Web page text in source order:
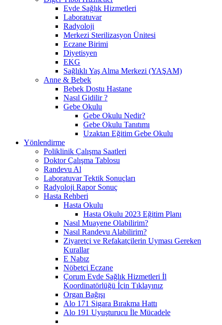
Evde Sağlık Hizmetleri
Laboratuvar
Radyoloji
Merkezi Sterilizasyon Ünitesi
Eczane Birimi
Diyetisyen
EKG
Sağlıklı Yaş Alma Merkezi (YAŞAM)
Anne & Bebek
Bebek Dostu Hastane
Nasıl Gidilir ?
Gebe Okulu
Gebe Okulu Nedir?
Gebe Okulu Tanıtımı
Uzaktan Eğitim Gebe Okulu
Yönlendirme
Poliklinik Çalışma Saatleri
Doktor Çalışma Tablosu
Randevu Al
Laboratuvar Tektik Sonuçları
Radyoloji Rapor Sonuç
Hasta Rehberi
Hasta Okulu
Hasta Okulu 2023 Eğitim Planı
Nasıl Muayene Olabilirim?
Nasıl Randevu Alabilirim?
Ziyaretçi ve Refakatçilerin Uyması Gereken
Kurallar
E Nabız
Nöbetçi Eczane
Çorum Evde Sağlık Hizmetleri İl
Koordinatörlüğü İçin Tıklayınız
Organ Bağışı
Alo 171 Sigara Bırakma Hattı
Alo 191 Uyuşturucu İle Mücadele